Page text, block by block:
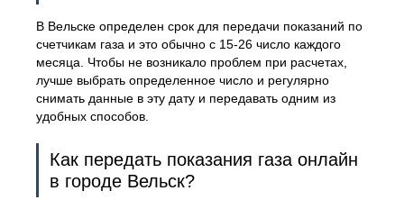
В Вельске определен срок для передачи показаний по
счетчикам газа и это обычно с 15-26 число каждого
месяца. Чтобы не возникало проблем при расчетах,
лучше выбрать определенное число и регулярно
снимать данные в эту дату и передавать одним из
удобных способов.
Как передать показания газа онлайн
в городе Вельск?